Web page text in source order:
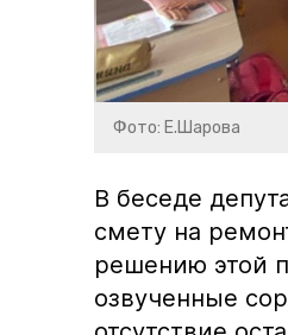
Фото: Е.Шарова
В беседе
смету на
решению этой
озвученные